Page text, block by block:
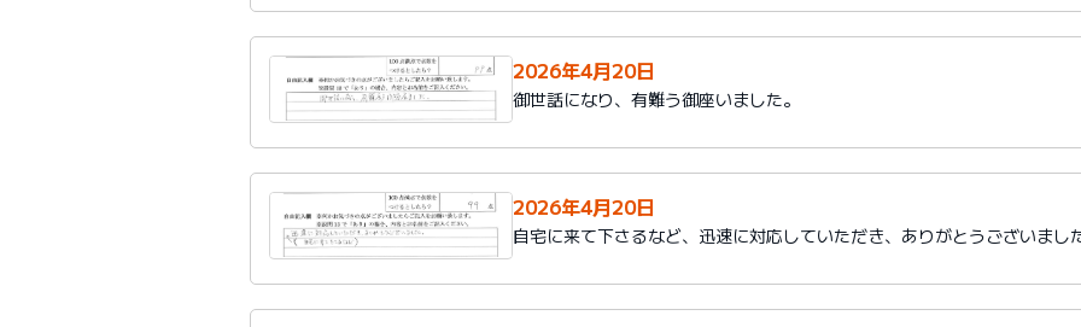
2026年4月20日
御世話になり、有難う御座いました。
2026年4月20日
自宅に来て下さるなど、迅速に対応していただき、ありがとうございまし